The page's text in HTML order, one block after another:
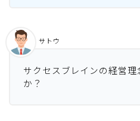
サクセスブレインの経営
か？
サトウ